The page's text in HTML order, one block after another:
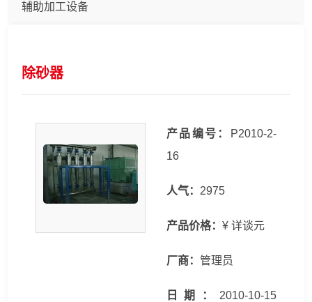
辅助加工设备
除砂器
产品编号：
P2010-2-
16
人气： 2975
产品价格： ¥ 详谈元
厂商： 管理员
日期： 2010-10-15